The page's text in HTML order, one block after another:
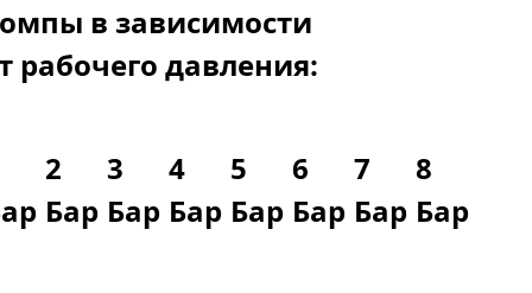
в зависимости
рабочего давления:
2
Бар
3
Бар
4
Бар
5
Бар
6
Бар
7
Бар
8
Бар